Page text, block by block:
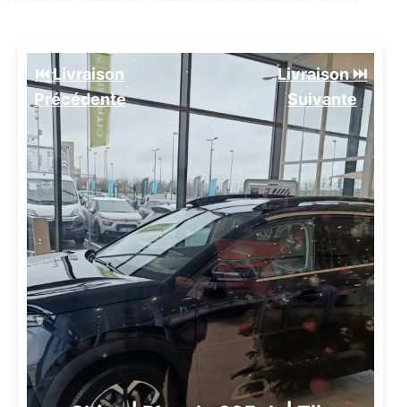
⏮️ Livraison
Précédente
Livraison ⏭️
Suivante️